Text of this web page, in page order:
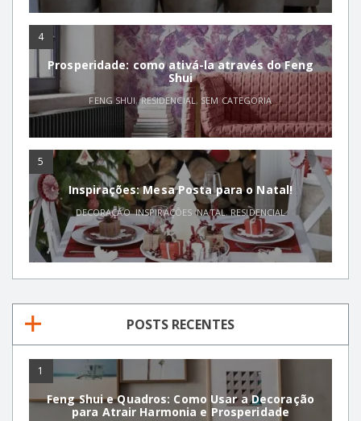
4
Prosperidade: como ativá-la através do Feng
Shui
FENG SHUI,RESIDENCIAL,SEM CATEGORIA
5
Inspirações: Mesa Posta para o Natal!
DECORAÇÃO,INSPIRAÇÕES ,NATAL,RESIDENCIAL
POSTS RECENTES
1
Feng Shui e Quadros: Como Usar a Decoração
para Atrair Harmonia e Prosperidade